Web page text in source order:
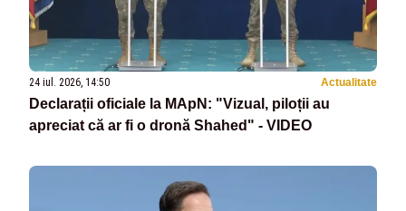
24 iul. 2026, 14:50 Actualitate
Declarații oficiale la MApN: "Vizual, piloții au
apreciat că ar fi o dronă Shahed" - VIDEO